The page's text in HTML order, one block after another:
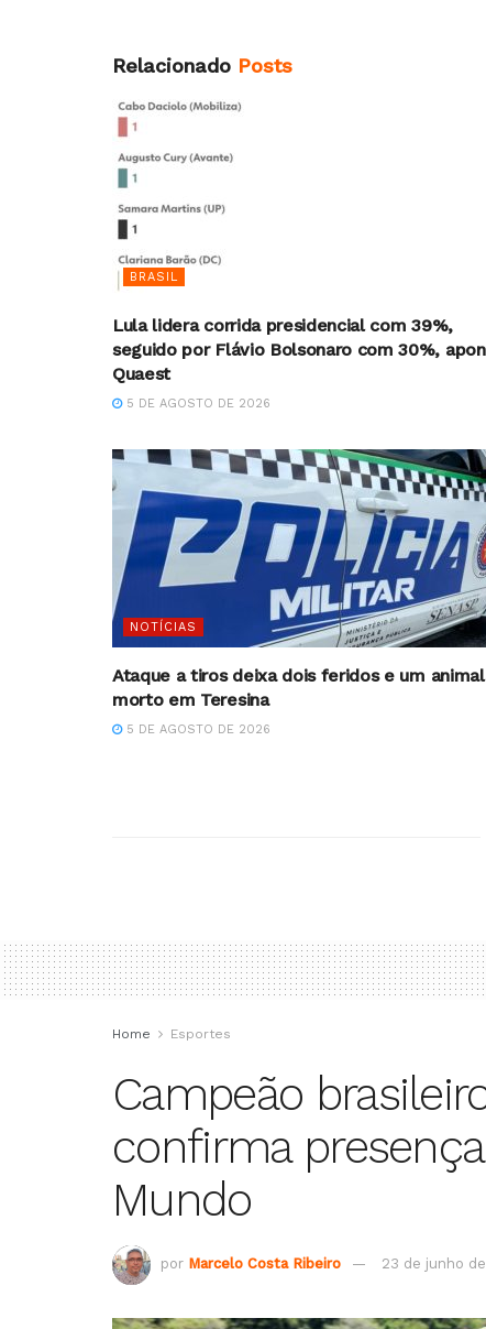
Relacionado Posts
BRASIL
Lula lidera corrida presidencial com 39%,
seguido por Flávio Bolsonaro com 30%,
Quaest
5 DE AGOSTO DE 2026
NOTÍCIAS
Ataque a tiros deixa dois feridos e um animal
morto em Teresina
5 DE AGOSTO DE 2026
Home Esportes
Campeão
confirma
Mundo
por Marcelo Costa Ribeiro 23 de junho